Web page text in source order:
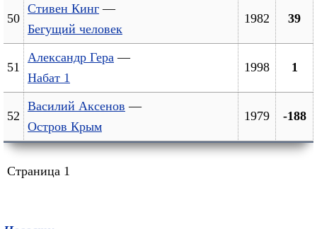
50
Стивен Кинг —
Бегущий человек
1982 39
51
Александр Гера —
Набат 1
1998 1
52
Василий Аксенов —
Остров Крым
1979 -188
Страница 1